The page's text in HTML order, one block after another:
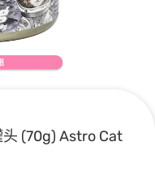
(70g) Astro Cat